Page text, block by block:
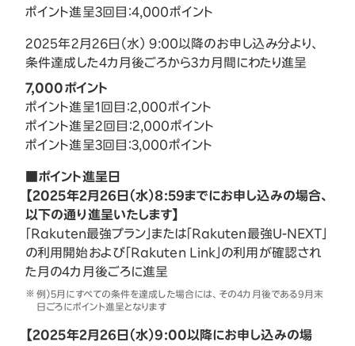
ポイント進呈3回目：4,000ポイント
2025年2月26日（水） 9:00以降のお申し込み分より、
条件達成した4カ月後ごろから3カ月間にわたり進呈
7,000ポイント
ポイント進呈1回目：2,000ポイント
ポイント進呈2回目：2,000ポイント
ポイント進呈3回目：3,000ポイント
■ポイント進呈日
【2025年2月26日（水）8:59までにお申し込みの場合、
以下の通り進呈いたします】
「Rakuten最強プラン」または「Rakuten最強U-NEXT」
の利用開始および「Rakuten Link」の利用が確認され
た月の4カ月後ごろに進呈
例）5月にすべての条件を達成した場合には、その4カ月後である9月末
日ごろにポイント進呈となります
【2025年2月26日（水）9:00以降にお申し込みの場